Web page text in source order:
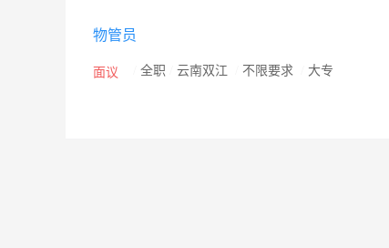
物管员
面议 全职 云南双江 不限要求 大专